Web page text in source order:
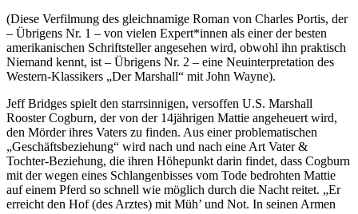
(Diese Verfilmung des gleichnamige Roman von Charles Portis, der
– Übrigens Nr. 1 – von vielen Expert*innen als einer der besten
amerikanischen Schriftsteller angesehen wird, obwohl ihn praktisch
Niemand kennt, ist – Übrigens Nr. 2 – eine Neuinterpretation des
Western-Klassikers „Der Marshall“ mit John Wayne).
Jeff Bridges spielt den starrsinnigen, versoffen U.S. Marshall
Rooster Cogburn, der von der 14jährigen Mattie angeheuert wird,
den Mörder ihres Vaters zu finden. Aus einer problematischen
„Geschäftsbeziehung“ wird nach und nach eine Art Vater &
Tochter-Beziehung, die ihren Höhepunkt darin findet, dass Cogburn
mit der wegen eines Schlangenbisses vom Tode bedrohten Mattie
auf einem Pferd so schnell wie möglich durch die Nacht reitet. „Er
erreicht den Hof (des Arztes) mit Müh’ und Not. In seinen Armen